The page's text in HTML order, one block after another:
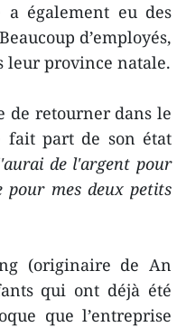
également eu des
d’employés,
leur province natale.
de retourner dans le
fait part de son état
de l'argent pour
pour mes deux petits
(originaire de An
qui ont déjà été
que l’entreprise